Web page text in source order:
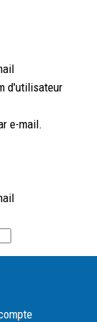
d'utilisateur
e-mail.